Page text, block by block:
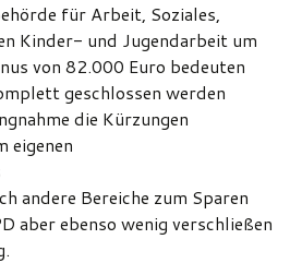
für Arbeit, Soziales,
Kinder- und Jugendarbeit um
von 82.000 Euro bedeuten
geschlossen werden
die Kürzungen
eigenen
andere Bereiche zum Sparen
aber ebenso wenig verschließen